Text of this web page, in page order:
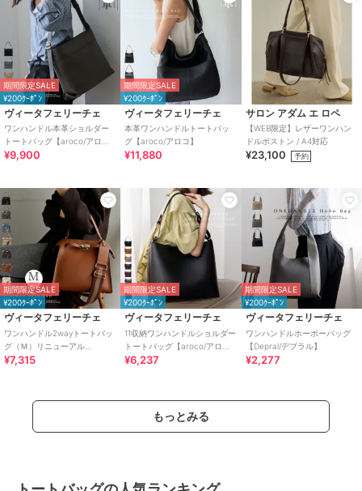
期間限定SALE
¥200ｸｰﾎﾟﾝ
ヴィータフェリーチェ
ワンハンドル本革ショルダー
トートバッグ【aroco/アロ
コ】
¥9,900
期間限定SALE
¥200ｸｰﾎﾟﾝ
ヴィータフェリーチェ
本革ワンハンドルトートバッ
グ【aroco/アロコ】
¥11,880
サロン アダム エ ロペ
【WEB限定】レザーワンハン
ドルボストン / A4対応
¥23,100 予約
期間限定SALE
¥200ｸｰﾎﾟﾝ
ヴィータフェリーチェ
ワンハンドル2wayトートバッ
グ（Ｍ）リニューアル
【aroco/アロコ】
¥7,315
期間限定SALE
¥200ｸｰﾎﾟﾝ
ヴィータフェリーチェ
11収納ワンハンドルショルダー
トートバッグ【aroco/アロ
コ】
¥6,237
期間限定SALE
¥200ｸｰﾎﾟﾝ
ヴィータフェリーチェ
ワンハンドルホーボーバッグ
【Depral/デプラル】
¥2,277
もっとみる